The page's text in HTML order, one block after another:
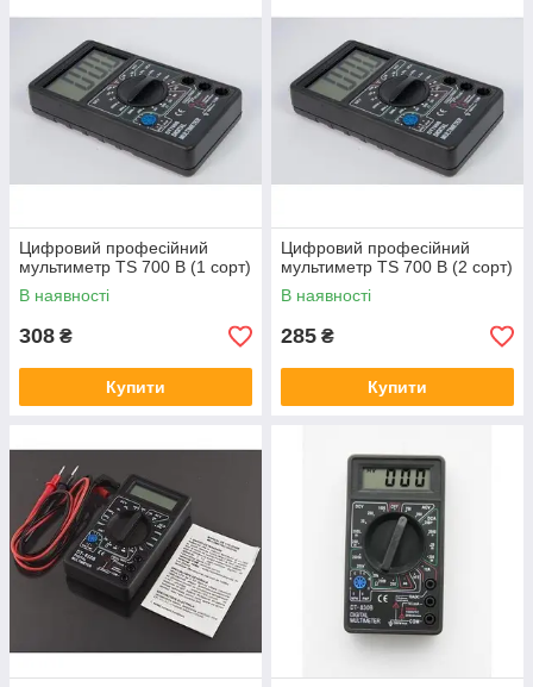
Цифровий професійний
мультиметр TS 700 B (1 сорт)
В наявності
308 ₴
Купити
Цифровий професійний
мультиметр TS 700 B (2 сорт)
В наявності
285 ₴
Купити